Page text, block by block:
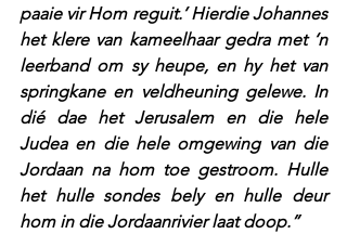
paaie vir Hom reguit.’ Hierdie Johannes
het klere van kameelhaar gedra met ‘n
leerband om sy heupe, en hy het van
springkane en veldheuning gelewe. In
dié dae het Jerusalem en die hele
Judea en die hele omgewing van die
Jordaan na hom toe gestroom. Hulle
het hulle sondes bely en hulle deur
hom in die Jordaanrivier laat doop.”